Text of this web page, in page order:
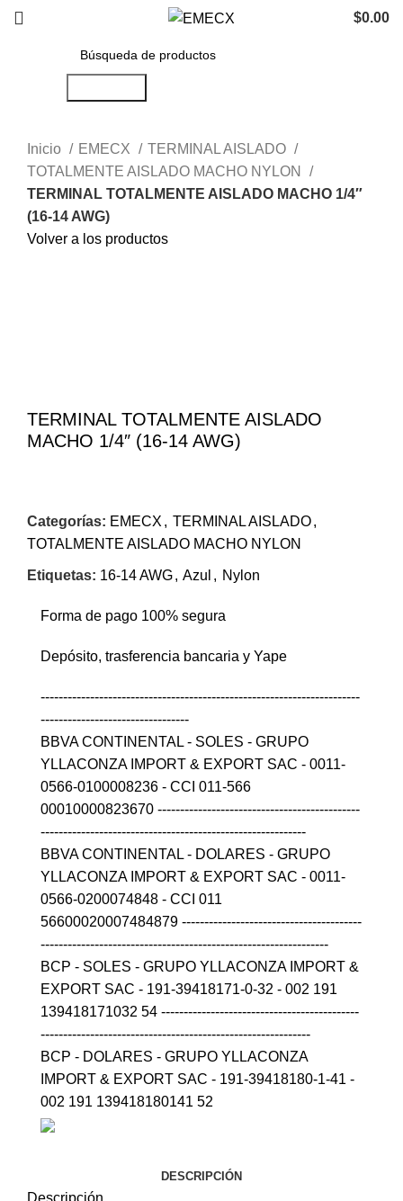
$0.00
Inicio EMECX
TERMINAL AISLADO
TOTALMENTE AISLADO MACHO NYLON
TERMINAL TOTALMENTE AISLADO MACHO 1/4″
(16-14 AWG)
Volver a los productos
TERMINAL TOTALMENTE AISLADO
MACHO 1/4″ (16-14 AWG)
Categorías: EMECX , TERMINAL AISLADO,
TOTALMENTE AISLADO MACHO NYLON
Etiquetas: 16-14 AWG, Azul , Nylon
Forma de pago 100% segura
Depósito, trasferencia bancaria y Yape
-----------------------------------------------------------------------
---------------------------------
BBVA CONTINENTAL - SOLES - GRUPO
YLLACONZA IMPORT & EXPORT SAC - 0011-
0566-0100008236 - CCI 011-566
00010000823670 ---------------------------------------------
-----------------------------------------------------------
BBVA CONTINENTAL - DOLARES - GRUPO
YLLACONZA IMPORT & EXPORT SAC - 0011-
0566-0200074848 - CCI 011
56600020007484879 ----------------------------------------
----------------------------------------------------------------
BCP - SOLES - GRUPO YLLACONZA IMPORT &
EXPORT SAC - 191-39418171-0-32 - 002 191
139418171032 54 --------------------------------------------
------------------------------------------------------------
BCP - DOLARES - GRUPO YLLACONZA
IMPORT & EXPORT SAC - 191-39418180-1-41 -
002 191 139418180141 52
DESCRIPCIÓN